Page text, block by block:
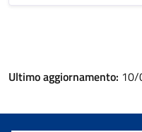
Ultimo aggiornamento: 10/